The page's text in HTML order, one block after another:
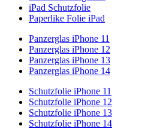
iPad Schutzfolie
Paperlike Folie iPad
Panzerglas iPhone 11
Panzerglas iPhone 12
Panzerglas iPhone 13
Panzerglas iPhone 14
Schutzfolie iPhone 11
Schutzfolie iPhone 12
Schutzfolie iPhone 13
Schutzfolie iPhone 14